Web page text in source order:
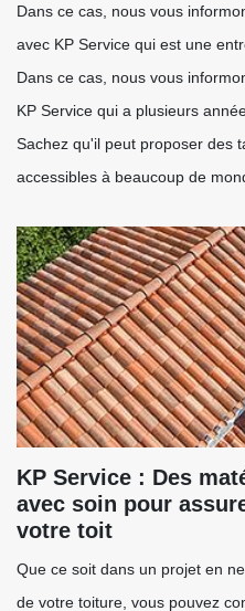
Dans ce cas, nous vous
avec KP Service qui est une
Dans ce cas, nous vous
KP Service qui a plusieurs
Sachez qu'il peut proposer des
accessibles à beaucoup de
KP Service : Des
avec soin pour
votre toit
Que ce soit dans un projet en
de votre toiture, vous pouvez